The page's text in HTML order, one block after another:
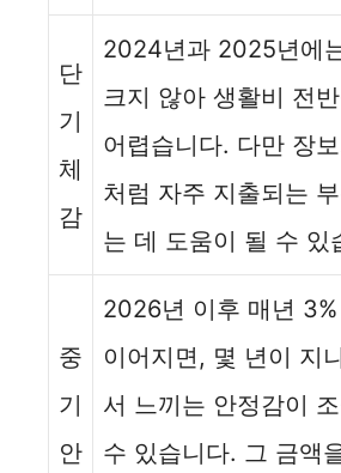
단
기
체
감
2024년과 2025년에
크지 않아 생활비 전
어렵습니다. 다만 장
처럼 자주 지출되는
는 데 도움이 될 수 있
중
기
안
2026년 이후 매년
이어지면, 몇 년이 지
서 느끼는 안정감이
수 있습니다. 그 금액